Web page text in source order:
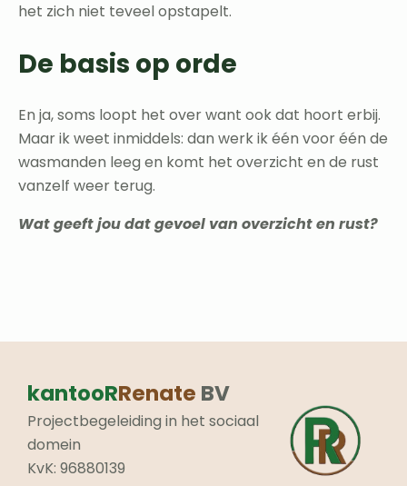
het zich niet teveel opstapelt.
De basis op orde
En ja, soms loopt het over want ook dat hoort erbij.
Maar ik weet inmiddels: dan werk ik één voor één de
wasmanden leeg en komt het overzicht en de rust
vanzelf weer terug.
Wat geeft jou dat gevoel van overzicht en rust?
kantooRRenate BV
Projectbegeleiding in het sociaal
domein
KvK: 96880139